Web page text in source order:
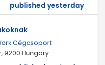
published yesterday
Cégcsoport
9200 Hungary